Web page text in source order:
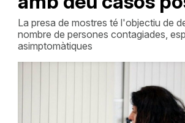
La presa de mostres té l'objectiu de
nombre de persones contagiades,
asimptomàtiques